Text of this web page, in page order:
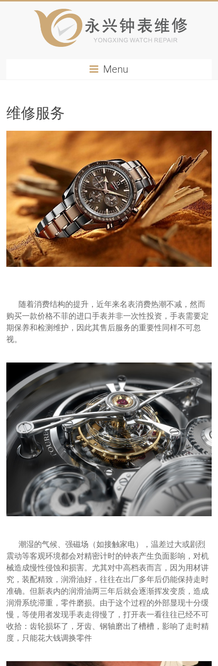
Menu
维修服务
随着消费结构的提升，近年来名表消费热潮不减，然而
购买一款价格不菲的进口手表并非一次性投资，手表需要定
期保养和检测维护，因此其售后服务的重要性同样不可忽
视。
潮湿的气候、强磁场（如接触家电），温差过大或剧烈
震动等客观环境都会对精密计时的钟表产生负面影响，对机
械造成慢性侵蚀和损害。尤其对中高档表而言，因为用材讲
究，装配精致，润滑油好，往往在出厂多年后仍能保持走时
准确。但新表内的润滑油两三年后就会逐渐挥发变质，造成
润滑系统滞重，零件磨损。由于这个过程的外部显现十分缓
慢，等使用者发现手表走得慢了，打开表一看往往已经不可
收拾：齿轮损坏了，牙齿、钢轴磨出了槽槽，影响了走时精
度，只能花大钱调换零件